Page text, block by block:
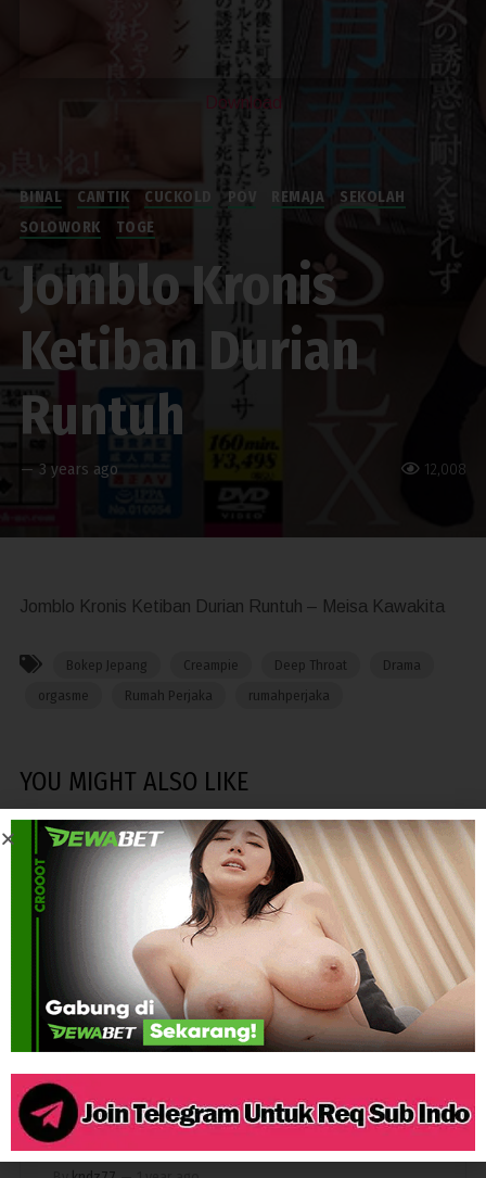
Download
12,008
BINAL CANTIK CUCKOLD POV REMAJA
SEKOLAH
SOLOWORK
TOGE
Jomblo Kronis
Ketiban Durian
Runtuh
— 3 years ago
Jomblo Kronis Ketiban Durian Runtuh – Meisa Kawakita
Bokep Jepang Creampie Deep Throat
Drama
orgasme
Rumah Perjaka rumahperjaka
YOU MIGHT ALSO LIKE
1,020
BINAL BINOR CUCKOLD TOGE
Binor Jarang Dibelai